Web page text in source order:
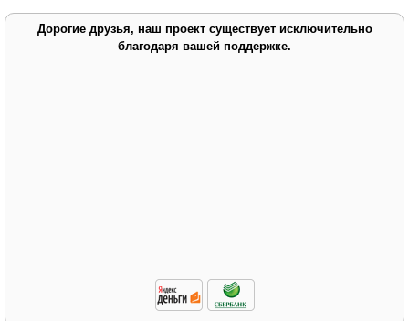
Дорогие друзья, наш проект существует исключительно
благодаря вашей поддержке.